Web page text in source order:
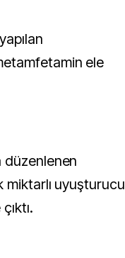
ele
düzenlenen
uyuşturucu